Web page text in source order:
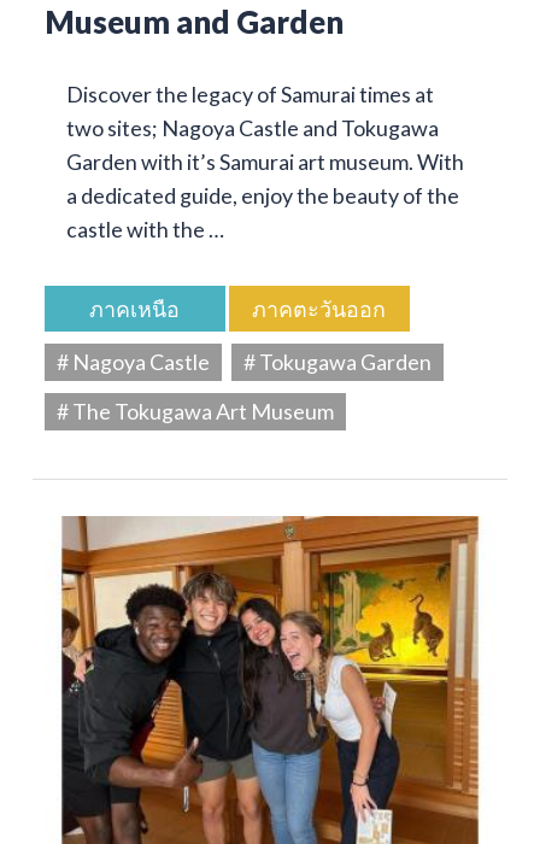
Museum and Garden
Discover the legacy of Samurai times at
two sites; Nagoya Castle and Tokugawa
Garden with it’s Samurai art museum. With
a dedicated guide, enjoy the beauty of the
castle with the …
ภาคเหนือ
ภาคตะวันออก
# Nagoya Castle
# Tokugawa Garden
# The Tokugawa Art Museum